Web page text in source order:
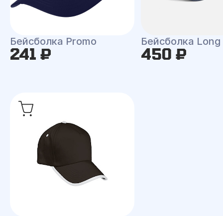
Бейсболка Promo
241 ₽
Бейсболка
450 ₽